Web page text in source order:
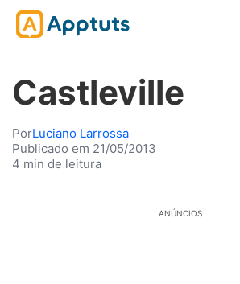
Castleville
PorLuciano Larrossa
Publicado em 21/05/2013
4 min de leitura
ANÚNCIOS